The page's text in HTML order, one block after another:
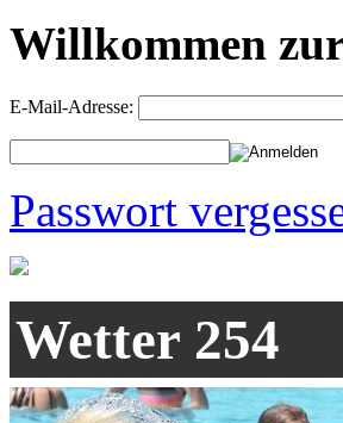
Willkommen
E-Mail-Adresse:
Passwort
Wetter 254